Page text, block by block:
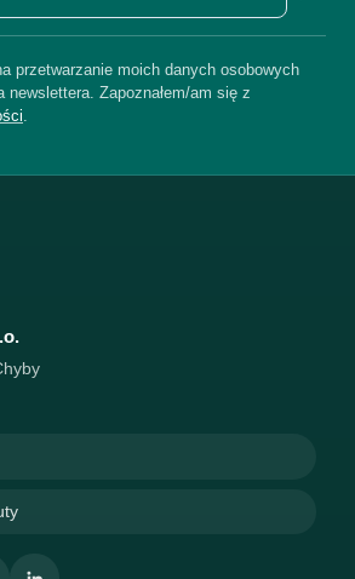
przetwarzanie moich danych osobowych
newslettera. Zapoznałem/am się z
.